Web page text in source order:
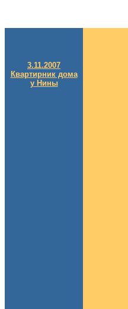
3.11.2007
Квартирник дома
у Нины